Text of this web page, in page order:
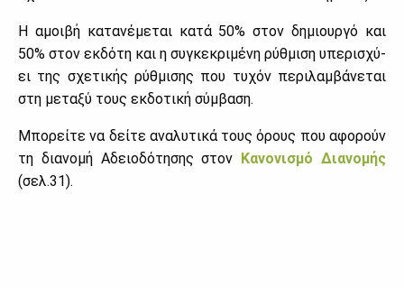
Η αμοι­βή κα­τα­νέ­με­ται κα­τά 50% στον δη­μιουρ­γό και
50% στον εκ­δό­τη και η συ­γκε­κρι­μέ­νη ρύθ­μι­ση υπε­ρι­σχύ­
ει της σχε­τι­κής ρύθ­μι­σης που τυ­χόν πε­ρι­λαμ­βά­νε­ται
στη με­τα­ξύ τους εκ­δο­τι­κή σύμ­βα­ση.
Μπο­ρεί­τε να δεί­τε ανα­λυ­τι­κά τους όρους που αφο­ρούν
τη δια­νο­μή Αδειο­δό­τη­σης στον Κα­νο­νι­σμό Δια­νο­μής
(σελ.31).